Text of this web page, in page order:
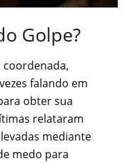
Golpe?
falando em
obter sua
relataram
mediante
medo para